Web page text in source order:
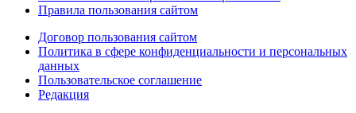
Правила пользования сайтом
Договор пользования сайтом
Политика в сфере конфиденциальности и персональных
данных
Пользовательское соглашение
Редакция